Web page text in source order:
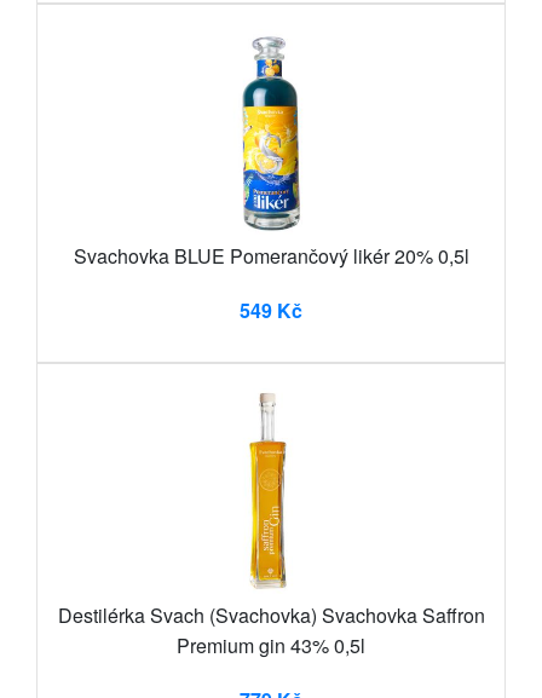
Svachovka BLUE Pomerančový likér 20% 0,5l
549 Kč
Destilérka Svach (Svachovka) Svachovka Saffron
Premium gin 43% 0,5l